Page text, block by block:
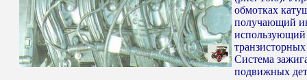
обмотках
получающий
Система
подвижных